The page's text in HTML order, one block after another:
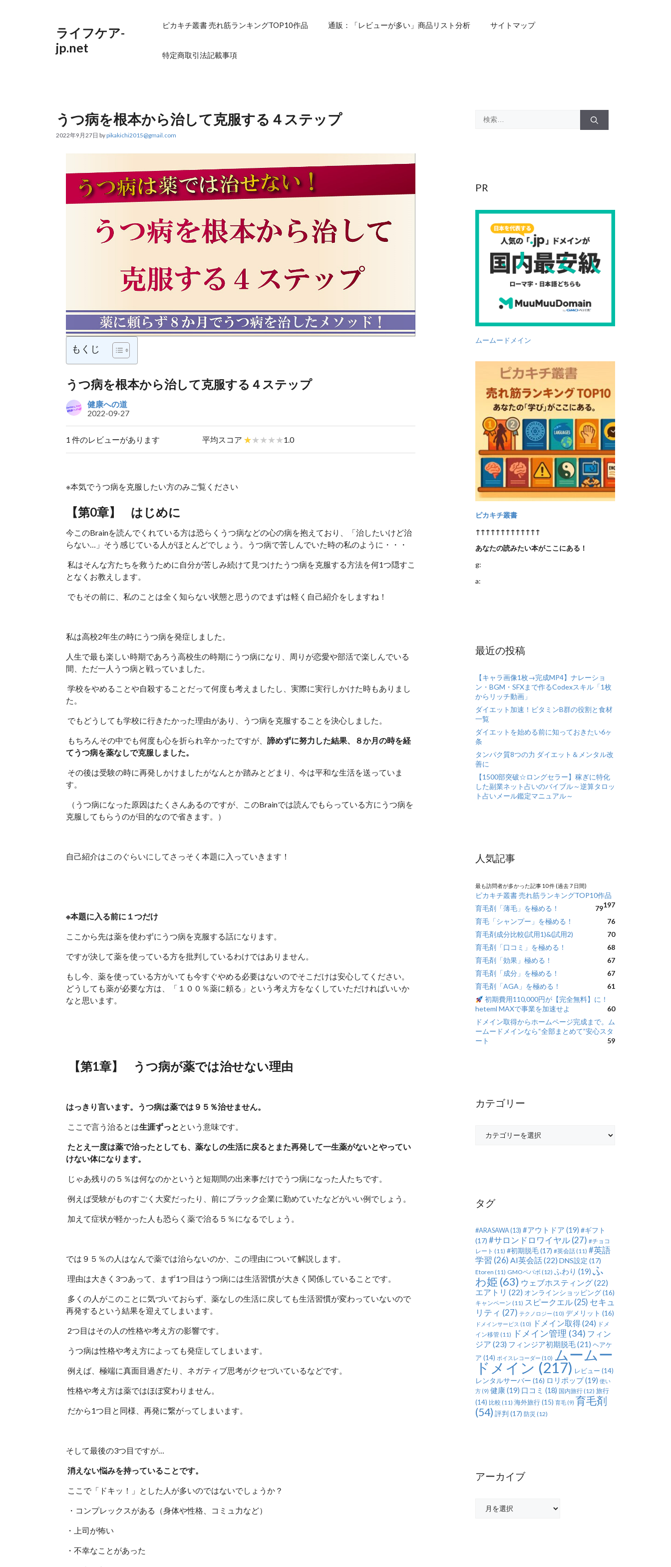
ライフケア-
jp.net
ピカキチ叢書 売れ筋ランキングTOP10作品 通販：「レビューが多い」商品リスト分析 サイトマップ
特定商取引法記載事項
うつ病を根本から治して克服する４ステップ
2022年9月27日 bypikakichi2015@gmail.com
もくじ
うつ病を根本から治して克服する４ステップ
健康への道
2022-09-27
1 件のレビューがあります 平均スコア 1.0
※本気でうつ病を克服したい方のみご覧ください
【第0章】 はじめに
今このBrainを読んでくれている方は恐らくうつ病などの心の病を抱えており、「治したいけど治
らない…」そう感じている人がほとんどでしょう。うつ病で苦しんでいた時の私のように・・・
私はそんな方たちを救うために自分が苦しみ続けて見つけたうつ病を克服する方法を何1つ隠すこ
となくお教えします。
でもその前に、私のことは全く知らない状態と思うのでまずは軽く自己紹介をしますね！
私は高校2年生の時にうつ病を発症しました。
人生で最も楽しい時期であろう高校生の時期にうつ病になり、周りが恋愛や部活で楽しんでいる
間、ただ一人うつ病と戦っていました。
学校をやめることや自殺することだって何度も考えましたし、実際に実行しかけた時もありまし
た。
でもどうしても学校に行きたかった理由があり、うつ病を克服することを決心しました。
もちろんその中でも何度も心を折られ辛かったですが、 諦めずに努力した結果、８か月の時を経
てうつ病を薬なしで克服しました。
その後は受験の時に再発しかけましたがなんとか踏みとどまり、今は平和な生活を送っていま
す。
（うつ病になった原因はたくさんあるのですが、このBrainでは読んでもらっている方にうつ病を
克服してもらうのが目的なので省きます。）
自己紹介はこのぐらいにしてさっそく本題に入っていきます！
※本題に入る前に１つだけ
ここから先は薬を使わずにうつ病を克服する話になります。
ですが決して薬を使っている方を批判しているわけではありません。
もし今、薬を使っている方がいても今すぐやめる必要はないのでそこだけは安心してください。
どうしても薬が必要な方は、「１００％薬に頼る」という考え方をなくしていただければいいか
なと思います。
【第1章】 うつ病が薬では治せない理由
はっきり言います。うつ病は薬では９５％治せません。
ここで言う治るとは生涯ずっと という意味です。
たとえ一度は薬で治ったとしても、薬なしの生活に戻るとまた再発して一生薬がないとやってい
けない体になります。
じゃあ残りの５％は何なのかというと短期間の出来事だけでうつ病になった人たちです。
例えば受験がものすごく大変だったり、前にブラック企業に勤めていたなどがいい例でしょう。
加えて症状が軽かった人も恐らく薬で治る５％になるでしょう。
では９５％の人はなんで薬では治らないのか、この理由について解説します。
理由は大きく3つあって、まず1つ目はうつ病には生活習慣が大きく関係していることです。
多くの人がこのことに気づいておらず、薬なしの生活に戻しても生活習慣が変わっていないので
再発するという結果を迎えてしまいます。
2つ目はその人の性格や考え方の影響です。
うつ病は性格や考え方によっても発症してしまいます。
例えば、極端に真面目過ぎたり、ネガティブ思考がクセづいているなどです。
性格や考え方は薬ではほぼ変わりません。
だから1つ目と同様、再発に繋がってしまいます。
そして最後の3つ目ですが…
消えない悩みを持っていることです。
ここで「ドキッ！」とした人が多いのではないでしょうか？
・コンプレックスがある（身体や性格、コミュ力など）
・上司が怖い
・不幸なことがあった
索:
PR
ムームードメイン
ピカキチ叢書
↑↑↑↑↑↑↑↑↑↑↑↑↑
あなたの読みたい本がここにある！
g:
a:
最近の投稿
【キャラ画像1枚→完成MP4】ナレーショ
ン・BGM・SFXまで作るCodexスキル「1枚
からリッチ動画」
ダイエット加速！ビタミンB群の役割と食材
一覧
ダイエットを始める前に知っておきたい6ヶ
条
タンパク質8つの力 ダイエット＆メンタル改
善に
【1500部突破☆ロングセラー】稼ぎに特化
した副業ネット占いのバイブル～逆算タロッ
ト占いメール鑑定マニュアル～
人気記事
最も訪問者が多かった記事 10 件 (過去 7 日間)
ピカキチ叢書 売れ筋ランキングTOP10作品
197
育毛剤「薄毛」を極める！
79
育毛「シャンプー」を極める！
76
育毛剤成分比較(試用1)&(試用2)
70
育毛剤「口コミ」を極める！
68
育毛剤「効果」極める！
67
育毛剤「成分」を極める！
67
育毛剤「AGA」を極める！
61
初期費用110,000円が【完全無料】に！
heteml MAXで事業を加速せよ
60
ドメイン取得からホームページ完成まで。ム
ームードメインなら“全部まとめて”安心スタ
ート
59
カテゴリー
タグ
#ARASAWA(13) #アウトドア (19) #ギフト
(17) #サロンドロワイヤル(27) #チョコ
レート (11) #初期脱毛(17) #英会話 (11) #英語
学習 (26) AI英会話(22) DNS設定 (17)
Etoren (11) GMOペパボ(12) ふわり (19) ふ
わ姫 (63) ウェブホスティング(22)
エアトリ (22) オンラインショッピング(16)
キャンペーン (11) スピークエル (25) セキュ
リティ (27) テクノロジー (10) デメリット (16)
ドメインサービス (10) ドメイン取得(24) ドメ
イン移管 (11) ドメイン管理 (34) フィン
ジア (23) フィンジア初期脱毛(21) ヘアケ
ア (14) ボイスレコーダー (10) ムームー
ドメイン (217) レビュー (14)
レンタルサーバー (16) ロリポップ(19) 使い
方 (9) 健康(19) 口コミ (18) 国内旅行(12) 旅行
(14) 比較 (11) 海外旅行(15) 育毛 (9) 育毛剤
(54) 評判 (17) 防災 (12)
アーカイブ